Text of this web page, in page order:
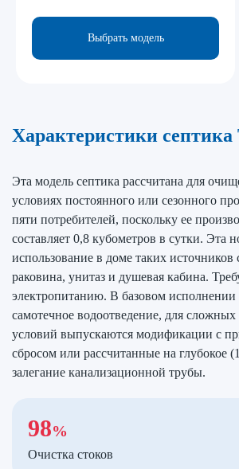
Выбрать модель
Характеристики септика
Эта модель септика рассчитана для
условиях постоянного или сезонного
пяти потребителей, поскольку ее
составляет 0,8 кубометров в сутки. Эта
использование в доме таких источников
раковина, унитаз и душевая кабина.
электропитанию. В базовом исполнении
самотечное водоотведение, для сложных
условий выпускаются модификации с
сбросом или рассчитанные на глубокое
залегание канализационной трубы.
98%
Очистка стоков